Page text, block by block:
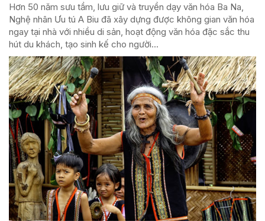
Hơn 50 năm sưu tầm, lưu giữ và truyền dạy văn hóa Ba Na,
Nghệ nhân Ưu tú A Biu đã xây dựng được không gian văn hóa
ngay tại nhà với nhiều di sản, hoạt động văn hóa đặc sắc thu
hút du khách, tạo sinh kế cho người...